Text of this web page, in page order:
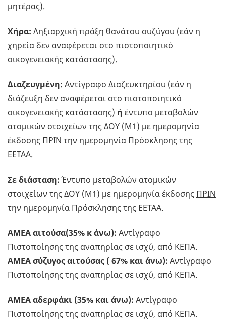
μητέρας).
Χήρα: Ληξιαρχική πράξη θανάτου συζύγου (εάν η
χηρεία δεν αναφέρεται στο πιστοποιητικό
οικογενειακής κατάστασης).
Διαζευγμένη: Αντίγραφο Διαζευκτηρίου (εάν η
διάζευξη δεν αναφέρεται στο πιστοποιητικό
οικογενειακής κατάστασης) ή έντυπο μεταβολών
ατομικών στοιχείων της ΔΟΥ (Μ1) με ημερομηνία
έκδοσης ΠΡΙΝ την ημερομηνία Πρόσκλησης της
ΕΕΤΑΑ.
Σε διάσταση:Έντυπο μεταβολών ατομικών
στοιχείων της ΔΟΥ (Μ1) με ημερομηνία έκδοσης ΠΡΙΝ
την ημερομηνία Πρόσκλησης της ΕΕΤΑΑ.
ΑΜΕΑ αιτούσα(35% κ άνω): Αντίγραφο
Πιστοποίησης της αναπηρίας σε ισχύ, από ΚΕΠΑ.
ΑΜΕΑ σύζυγος αιτούσας ( 67% και άνω): Αντίγραφο
Πιστοποίησης της αναπηρίας σε ισχύ, από ΚΕΠΑ.
ΑΜΕΑ αδερφάκι (35% και άνω): Αντίγραφο
Πιστοποίησης της αναπηρίας σε ισχύ, από ΚΕΠΑ.